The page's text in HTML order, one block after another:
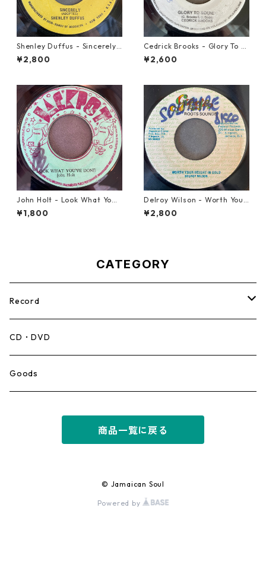
Shenley Duffus - Sincerely
【7-22021】
¥2,800
Cedrick Brooks - Glory To S
ounds【7-21786】
¥2,600
John Holt - Look What Yo
u've Done【7-21817】
¥1,800
Delroy Wilson - Worth Your
Weight In Gold【7-21965】
¥2,800
CATEGORY
Record
Mento,Calypso,Ballad
Ska
CD・DVD
Goods
商品一覧に戻る
© Jamaican Soul
Powered by